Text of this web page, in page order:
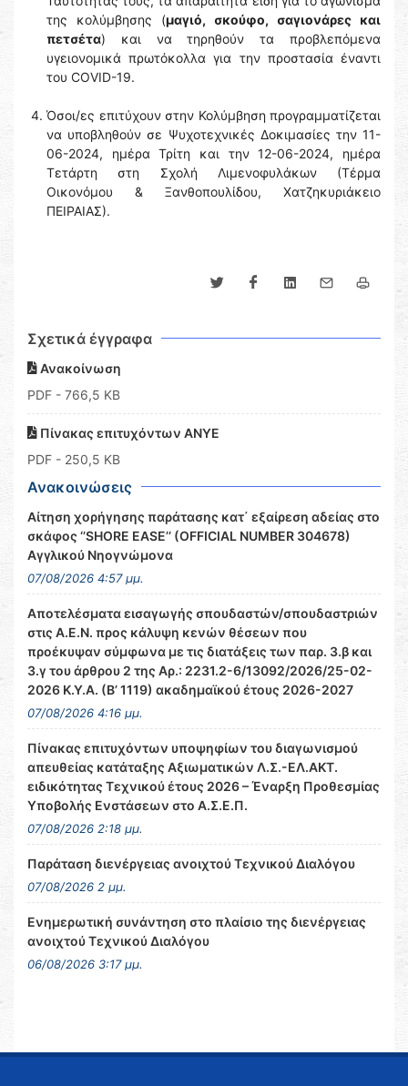
της κολύμβησης (μαγιό, σκούφο, σαγιονάρες και
πετσέτα) και να τηρηθούν τα προβλεπόμενα
υγειονομικά πρωτόκολλα για την προστασία έναντι
του COVID-19.
Όσοι/ες επιτύχουν στην Κολύμβηση προγραμματίζεται
να υποβληθούν σε Ψυχοτεχνικές Δοκιμασίες την 11-
06-2024, ημέρα Τρίτη και την 12-06-2024, ημέρα
Τετάρτη στη Σχολή Λιμενοφυλάκων (Τέρμα
Οικονόμου & Ξανθοπουλίδου, Χατζηκυριάκειο
ΠΕΙΡΑΙΑΣ).
Σχετικά έγγραφα
Ανακοίνωση
PDF - 766,5 KB
Πίνακας επιτυχόντων ΑΝΥΕ
PDF - 250,5 KB
Ανακοινώσεις
Αίτηση χορήγησης παράτασης κατ΄ εξαίρεση αδείας στο
σκάφος ‘’SHORE EASE’’ (OFFICIAL NUMBER 304678)
Αγγλικού Νηογνώμονα
07/08/2026 4:57 μμ.
Αποτελέσματα εισαγωγής σπουδαστών/σπουδαστριών
στις Α.Ε.Ν. προς κάλυψη κενών θέσεων που
προέκυψαν σύμφωνα με τις διατάξεις των παρ. 3.β και
3.γ του άρθρου 2 της Αρ.: 2231.2-6/13092/2026/25-02-
2026 Κ.Υ.Α. (Β’ 1119) ακαδημαϊκού έτους 2026-2027
07/08/2026 4:16 μμ.
Πίνακας επιτυχόντων υποψηφίων του διαγωνισμού
απευθείας κατάταξης Αξιωματικών Λ.Σ.-ΕΛ.ΑΚΤ.
ειδικότητας Τεχνικού έτους 2026 – Έναρξη Προθεσμίας
Υποβολής Ενστάσεων στο Α.Σ.Ε.Π.
07/08/2026 2:18 μμ.
Παράταση διενέργειας ανοιχτού Τεχνικού Διαλόγου
07/08/2026 2 μμ.
Ενημερωτική συνάντηση στο πλαίσιο της διενέργειας
ανοιχτού Τεχνικού Διαλόγου
06/08/2026 3:17 μμ.